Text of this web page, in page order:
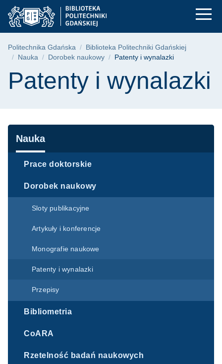
Przejdź
do
menu
Przejdź
do
wyszukiwarki
Przejdź
do
treści
Patenty i wynalazki
Ścieżka nawigacyjna
Politechnika Gdańska
Biblioteka Politechniki Gdańskiej
Nauka
Dorobek naukowy Patenty i wynalazki
Treść strony
Patenty i wynalazki
Nawigacja
Nauka
Prace doktorskie
Dorobek naukowy
Sloty publikacyjne
Artykuły i konferencje
Monografie naukowe
Patenty i wynalazki
Przepisy
Bibliometria
CoARA
Rzetelność badań naukowych